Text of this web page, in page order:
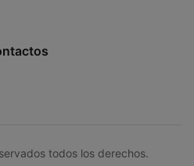
todos los derechos.